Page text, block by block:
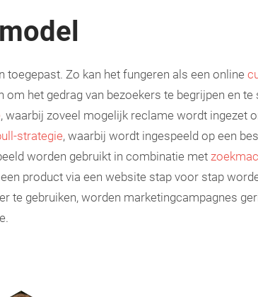
Zo kan het fungeren als een online
het gedrag van bezoekers te begrijpen en te
, waarbij zoveel mogelijk reclame wordt ingezet
strategie, waarbij wordt ingespeeld op een
worden gebruikt in combinatie met
product via een website stap voor stap
te gebruiken, worden marketingcampagnes